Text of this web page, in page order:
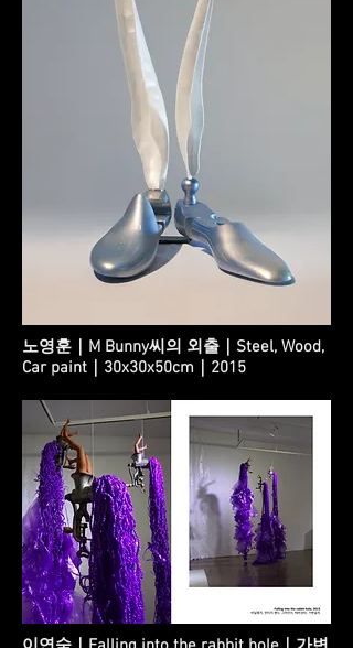
노영훈｜M Bunny씨의 외출｜Steel, Wood,
Car paint｜30x30x50cm｜2015